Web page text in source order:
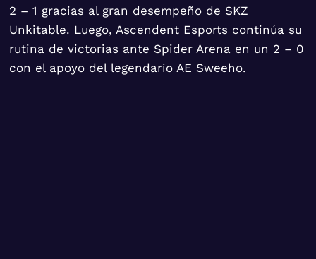
2 – 1 gracias al gran desempeño de SKZ
Unkitable. Luego, Ascendent Esports continúa su
rutina de victorias ante Spider Arena en un 2 – 0
con el apoyo del legendario AE Sweeho.